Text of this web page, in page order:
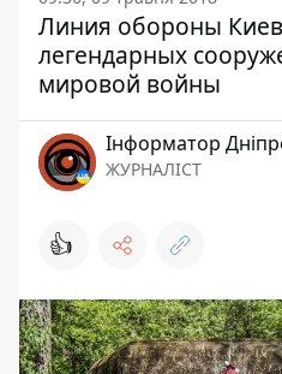
Линия обороны
легендарных
мировой войны
Інформатор
ЖУРНАЛІСТ
👍